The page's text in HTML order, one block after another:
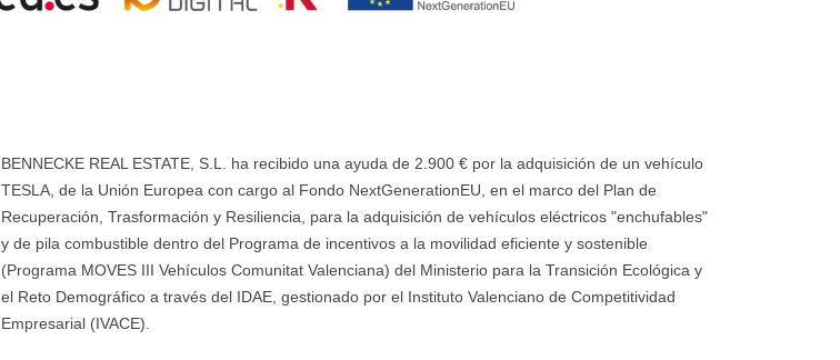
BENNECKE REAL ESTATE, S.L. ha recibido una ayuda de 2.900 € por la adquisición de un vehículo
TESLA, de la Unión Europea con cargo al Fondo NextGenerationEU, en el marco del Plan de
Recuperación, Trasformación y Resiliencia, para la adquisición de vehículos eléctricos "enchufables"
y de pila combustible dentro del Programa de incentivos a la movilidad eficiente y sostenible
(Programa MOVES III Vehículos Comunitat Valenciana) del Ministerio para la Transición Ecológica y
el Reto Demográfico a través del IDAE, gestionado por el Instituto Valenciano de Competitividad
Empresarial (IVACE).